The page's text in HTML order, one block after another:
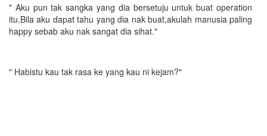
" Aku pun tak sangka yang dia bersetuju untuk buat operation
itu.Bila aku dapat tahu yang dia nak buat,akulah manusia paling
happy sebab aku nak sangat dia sihat."
" Habistu kau tak rasa ke yang kau ni kejam?"